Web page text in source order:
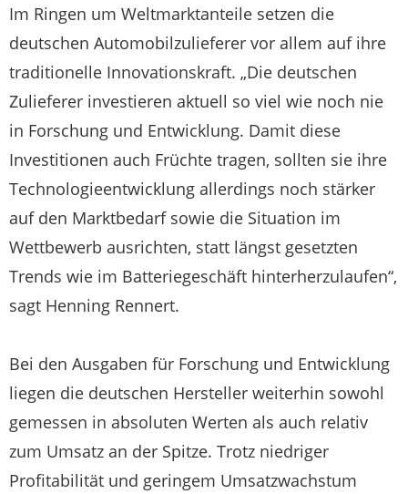
Im Ringen um Weltmarktanteile setzen die
deutschen Automobilzulieferer vor allem auf ihre
traditionelle Innovationskraft. „Die deutschen
Zulieferer investieren aktuell so viel wie noch nie
in Forschung und Entwicklung. Damit diese
Investitionen auch Früchte tragen, sollten sie ihre
Technologieentwicklung allerdings noch stärker
auf den Marktbedarf sowie die Situation im
Wettbewerb ausrichten, statt längst gesetzten
Trends wie im Batteriegeschäft hinterherzulaufen“,
sagt Henning Rennert.
Bei den Ausgaben für Forschung und Entwicklung
liegen die deutschen Hersteller weiterhin sowohl
gemessen in absoluten Werten als auch relativ
zum Umsatz an der Spitze. Trotz niedriger
Profitabilität und geringem Umsatzwachstum